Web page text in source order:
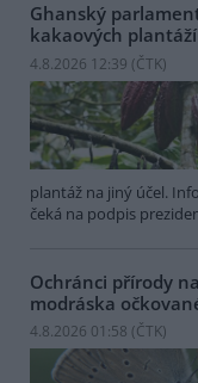
Ghanský
kakaových plantáží
4.8.2026 12:39 (ČTK)
plantáž na jiný účel.
čeká na podpis
Ochránci přírody
modráska
4.8.2026 01:58 (ČTK)